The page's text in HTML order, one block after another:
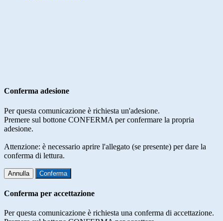
Conferma adesione
Per questa comunicazione è richiesta un'adesione.
Premere sul bottone CONFERMA per confermare la propria
adesione.
Attenzione: è necessario aprire l'allegato (se presente) per dare la
conferma di lettura.
Annulla Conferma
Conferma per accettazione
Per questa comunicazione è richiesta una conferma di accettazione.